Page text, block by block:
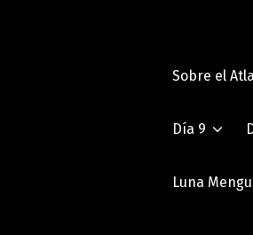
Sobre el
Día 9
Luna